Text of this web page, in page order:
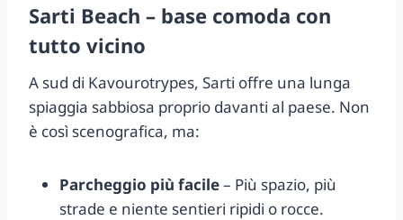
Sarti Beach – base comoda con
tutto vicino
A sud di Kavourotrypes, Sarti offre una lunga
spiaggia sabbiosa proprio davanti al paese. Non
è così scenografica, ma:
Parcheggio più facile– Più spazio, più
strade e niente sentieri ripidi o rocce.